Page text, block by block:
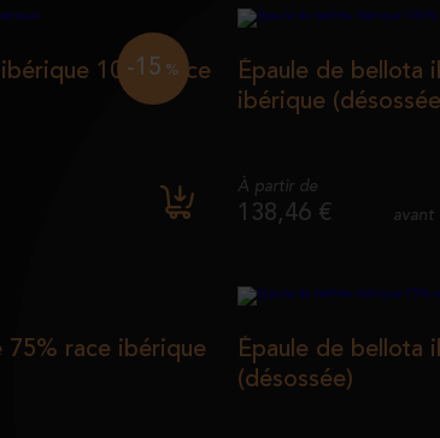
100% race
-15 %
Épaule de bellota
ibérique
À partir de
138,46 € avant
75% race ibérique
Épaule de bellota
(désossée)